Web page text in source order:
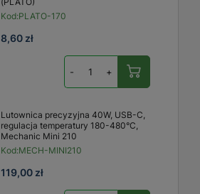
Kod:PLATO-170
8,60 zł
- +
Lutownica precyzyjna 40W, USB-C,
regulacja temperatury 180-480°C,
Mechanic Mini 210
Kod:MECH-MINI210
119,00 zł